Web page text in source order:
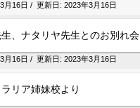
月16日 / 更新日: 2023年3月16日
、ナタリヤ先生とのお別れ会
月16日 / 更新日: 2023年3月16日
リア姉妹校より